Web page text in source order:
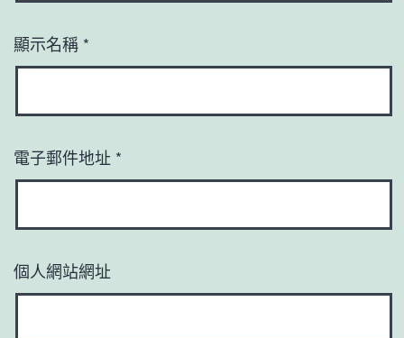
顯示名稱 *
電子郵件地址 *
個人網站網址